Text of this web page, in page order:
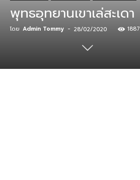
พุทธอุทยานเขาเล่สะเดา
โดย Admin Tommy - 28/02/2020 1887